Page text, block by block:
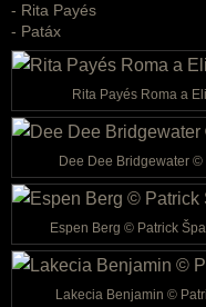
- Rita Payés
- Patáx
Rita Payés Roma a
Dee Dee Bridgewater ©
Espen Berg © Patrick
Lakecia Benjamin ©